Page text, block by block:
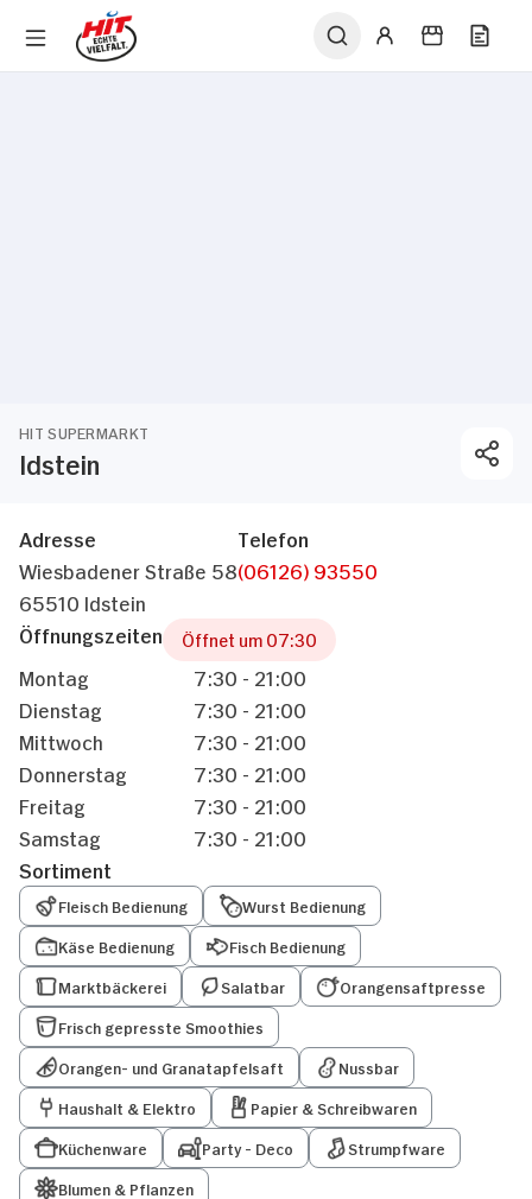
HIT SUPERMARKT
Idstein
Adresse
Wiesbadener Straße 58
65510 Idstein
Telefon
(06126) 93550
Öffnungszeiten Öffnet um 07:30
Montag
7:30 - 21:00
Dienstag
7:30 - 21:00
Mittwoch
7:30 - 21:00
Donnerstag
7:30 - 21:00
Freitag
7:30 - 21:00
Samstag
7:30 - 21:00
Sortiment
Fleisch Bedienung
Wurst Bedienung
Käse Bedienung
Fisch Bedienung
Marktbäckerei
Salatbar
Orangensaftpresse
Frisch gepresste Smoothies
Orangen- und Granatapfelsaft
Nussbar
Haushalt & Elektro
Papier & Schreibwaren
Küchenware
Party - Deco
Strumpfware
Blumen & Pflanzen